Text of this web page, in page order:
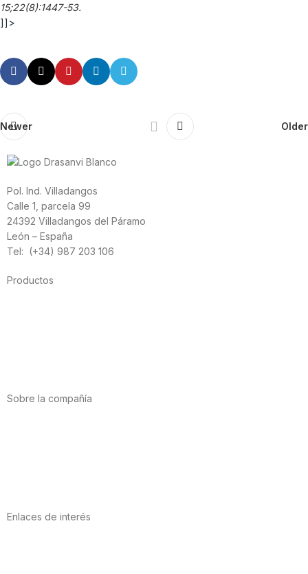
15;22(8):1447-53.
]]>
Newer Older
Pol. Ind. Villadangos
Calle 1, parcela 99
24392 Villadangos del Páramo
León – España
Tel: (+34) 987 203 106
Productos
Sobre la compañía
Enlaces de interés